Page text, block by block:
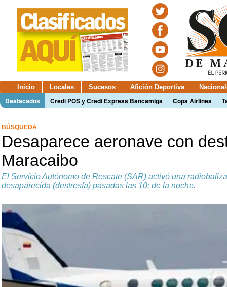
Inicio Locales Sucesos Afición Deportiva
Destacados Credi POS y Credi Express Bancamiga Copa Airlines
BÚSQUEDA
Desaparece aeronave con
Maracaibo
El Servicio Autónomo de Rescate (SAR) activó una
desaparecida (destresfa) pasadas las 10: de la noche.